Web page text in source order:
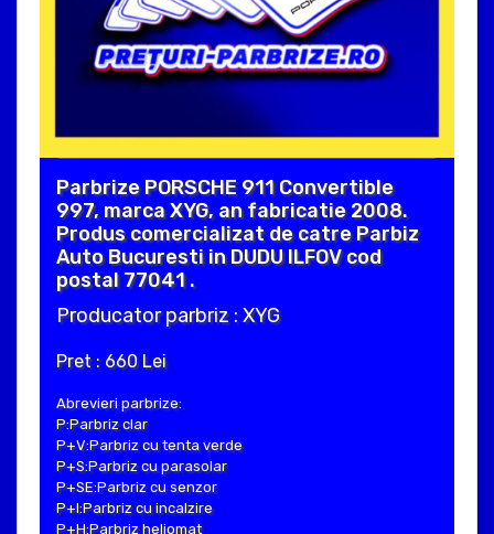
Parbrize PORSCHE 911 Convertible
997, marca XYG, an fabricatie 2008.
Produs comercializat de catre Parbiz
Auto Bucuresti in DUDU ILFOV cod
postal 77041 .
Producator parbriz : XYG
Pret : 660 Lei
Abrevieri parbrize:
P:Parbriz clar
P+V:Parbriz cu tenta verde
P+S:Parbriz cu parasolar
P+SE:Parbriz cu senzor
P+I:Parbriz cu incalzire
P+H:Parbriz heliomat